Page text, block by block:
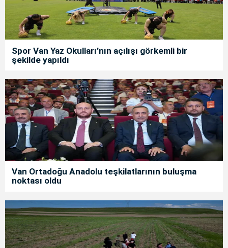
Spor Van Yaz Okulları’nın açılışı görkemli bir
şekilde yapıldı
Van Ortadoğu Anadolu teşkilatlarının buluşma
noktası oldu